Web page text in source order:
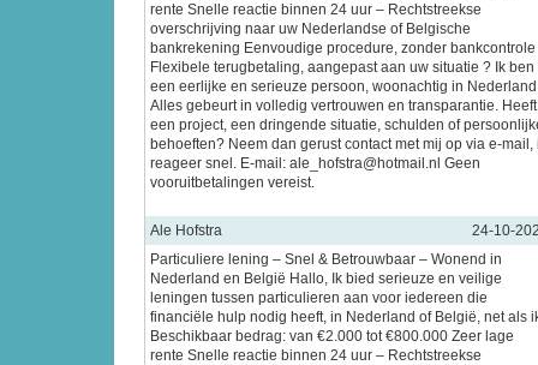
rente Snelle reactie binnen 24 uur – Rechtstreekse
overschrijving naar uw Nederlandse of Belgische
bankrekening Eenvoudige procedure, zonder bankcontrole
Flexibele terugbetaling, aangepast aan uw situatie ? Ik ben
een eerlijke en serieuze persoon, woonachtig in
Alles gebeurt in volledig vertrouwen en transparantie.
een project, een dringende situatie, schulden of
behoeften? Neem dan gerust contact met mij op via e-mail,
reageer snel. E-mail: ale_hofstra@hotmail.nl Geen
vooruitbetalingen vereist.
Ale Hofstra
24-10-
Particuliere lening – Snel & Betrouwbaar – Wonend in
Nederland en België Hallo, Ik bied serieuze en veilige
leningen tussen particulieren aan voor iedereen die
financiële hulp nodig heeft, in Nederland of België, net als
Beschikbaar bedrag: van €2.000 tot €800.000 Zeer lage
rente Snelle reactie binnen 24 uur – Rechtstreekse